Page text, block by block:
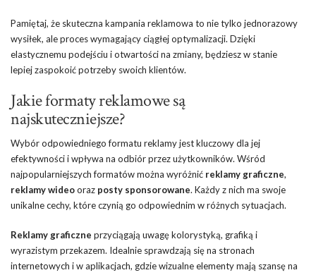
Pamiętaj, że skuteczna kampania reklamowa to nie tylko jednorazowy
wysiłek, ale proces wymagający ciągłej optymalizacji. Dzięki
elastycznemu podejściu i otwartości na zmiany, będziesz w stanie
lepiej zaspokoić potrzeby swoich klientów.
Jakie formaty reklamowe są
najskuteczniejsze?
Wybór odpowiedniego formatu reklamy jest kluczowy dla jej
efektywności i wpływa na odbiór przez użytkowników. Wśród
najpopularniejszych formatów można wyróżnić reklamy graficzne,
reklamy wideooraz posty sponsorowane. Każdy z nich ma swoje
unikalne cechy, które czynią go odpowiednim w różnych sytuacjach.
Reklamy graficzne przyciągają uwagę kolorystyką, grafiką i
wyrazistym przekazem. Idealnie sprawdzają się na stronach
internetowych i w aplikacjach, gdzie wizualne elementy mają szansę na